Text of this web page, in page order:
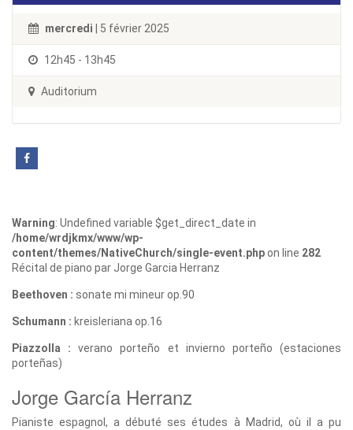
mercredi | 5 février 2025
12h45 - 13h45
Auditorium
Warning: Undefined variable $get_direct_date in
/home/wrdjkmx/www/wp-
content/themes/NativeChurch/single-event.phpon line 282
Récital de piano par Jorge Garcia Herranz
Beethoven : sonate mi mineur op.90
Schumann : kreisleriana op.16
Piazzolla : verano porteño et invierno porteño (estaciones
porteñas)
Jorge García Herranz
Pianiste espagnol, a débuté ses études à Madrid, où il a pu